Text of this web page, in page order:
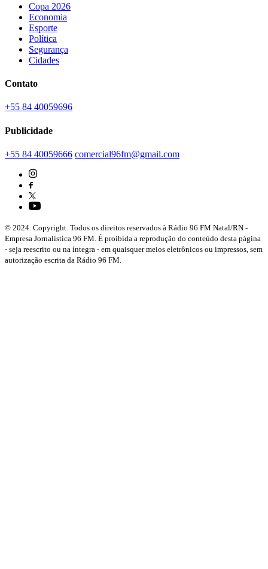
Copa 2026
Economia
Esporte
Política
Segurança
Cidades
Contato
+55 84 40059696
Publicidade
+55 84 40059666 comercial96fm@gmail.com
© 2024. Copyright. Todos os direitos reservados à Rádio 96 FM Natal/RN -
Empresa Jornalística 96 FM. É proibida a reprodução do conteúdo desta página
- seja reescrito ou na íntegra - em quaisquer meios eletrônicos ou impressos, sem
autorização escrita da Rádio 96 FM.